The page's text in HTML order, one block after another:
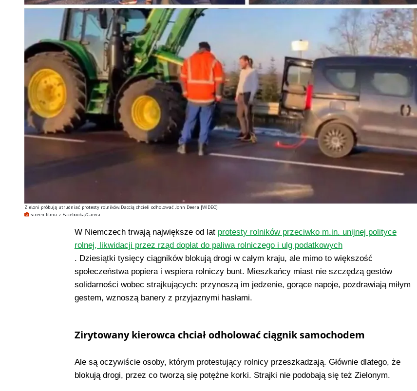
Zieloni próbują utrudniać protesty rolników. Daccią chcieli odholować John Deera [WIDEO]
screen filmu z Facebooka/Canva
W Niemczech trwają największe od lat protesty rolników przeciwko m.in. unijnej polityce
rolnej, likwidacji przez rząd dopłat do paliwa rolniczego i ulg podatkowych
. Dziesiątki tysięcy ciągników blokują drogi w całym kraju, ale mimo to większość
społeczeństwa popiera i wspiera rolniczy bunt. Mieszkańcy miast nie szczędzą gestów
solidarności wobec strajkujących: przynoszą im jedzenie, gorące napoje, pozdrawiają miłym
gestem, wznoszą banery z przyjaznymi hasłami.
Zirytowany kierowca chciał odholować ciągnik samochodem
Ale są oczywiście osoby, którym protestujący rolnicy przeszkadzają. Głównie dlatego, że
blokują drogi, przez co tworzą się potężne korki. Strajki nie podobają się też Zielonym.